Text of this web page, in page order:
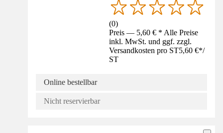
(0)
Preis — 5,60 € * Alle Preise
inkl. MwSt. und ggf. zzgl.
Versandkosten pro ST5,60 €*/
ST
Online bestellbar
Nicht reservierbar